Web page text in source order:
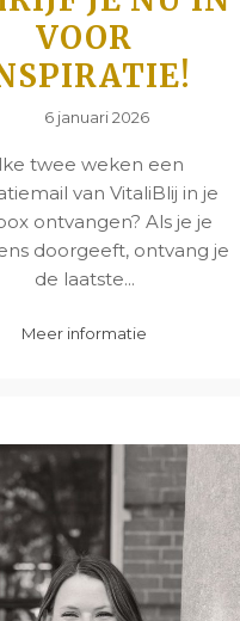
VOOR
6 januari 2026
twee weken een
van VitaliBlij in je
ontvangen? Als je je
doorgeeft, ontvang je
de laatste...
Meer informatie